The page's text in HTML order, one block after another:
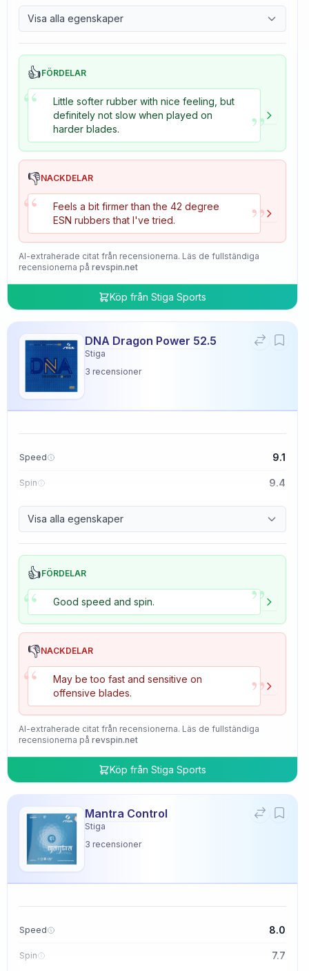
Control 9.4
Tackiness 2.0
Visa alla egenskaper
👍FÖRDELAR
“
Little softer rubber with nice feeling, but
definitely not slow when played on
harder blades.
”
👎NACKDELAR
“
Feels a bit firmer than the 42 degree
ESN rubbers that I've tried.
”
AI-extraherade citat från recensionerna. Läs de fullständiga
recensionerna på revspin.net
Köp från Stiga Sports
DNA Dragon Power 52.5
Stiga
3 recensioner
Speed 9.1
Spin 9.4
Control 8.5
Tackiness 5.0
Visa alla egenskaper
👍FÖRDELAR
“ Good speed and spin. ”
👎NACKDELAR
“
May be too fast and sensitive on
offensive blades.
”
AI-extraherade citat från recensionerna. Läs de fullständiga
recensionerna på revspin.net
Köp från Stiga Sports
Mantra Control
Stiga
3 recensioner
Speed 8.0
Spin 7.7